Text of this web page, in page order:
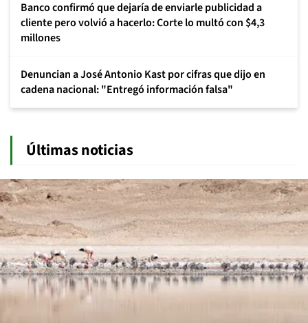
Banco confirmó que dejaría de enviarle publicidad a
cliente pero volvió a hacerlo: Corte lo multó con $4,3
millones
Denuncian a José Antonio Kast por cifras que dijo en
cadena nacional: "Entregó información falsa"
Últimas noticias